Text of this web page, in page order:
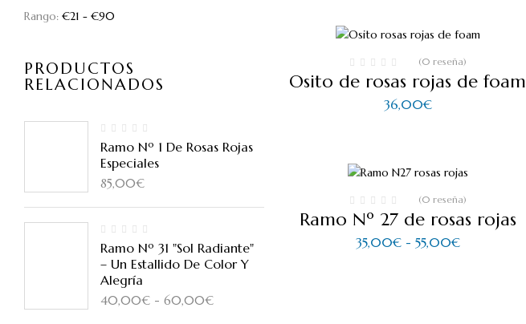
Rango: €21 - €90
PRODUCTOS
RELACIONADOS
Ramo Nº 1 De Rosas Rojas
Especiales
85,00€
Ramo Nº 31 "Sol Radiante"
– Un Estallido De Color Y
Alegría
40,00€ - 60,00€Rango
hasta
55,00€
(0 reseña)
Osito de rosas rojas de foam
36,00€
(0 reseña)
Ramo Nº 27 de rosas rojas
35,00€ - 55,00€Rango